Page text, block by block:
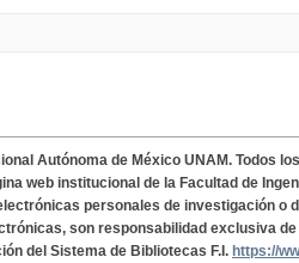
Autónoma de México UNAM. Todos
web institucional de la Facultad de
personales de investigación o
son responsabilidad exclusiva
del Sistema de Bibliotecas F.I. https://